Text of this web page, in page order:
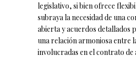
legislativo, si bien ofrece
subraya la necesidad de una
abierta y acuerdos detallados
una relación armoniosa entre
involucradas en el contrato de